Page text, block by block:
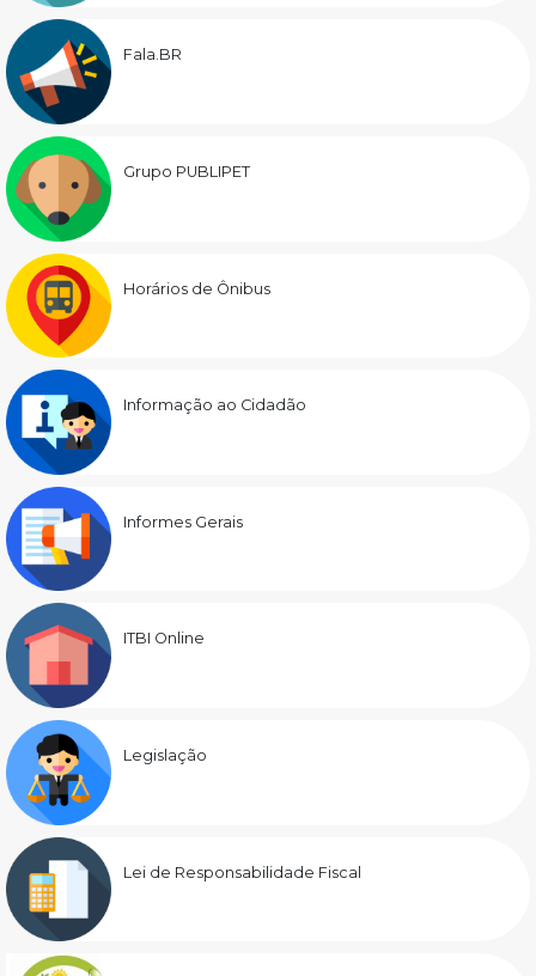
Fala.BR
Grupo PUBLIPET
Horários de Ônibus
Informação ao Cidadão
Informes Gerais
ITBI Online
Legislação
Lei de Responsabilidade Fiscal